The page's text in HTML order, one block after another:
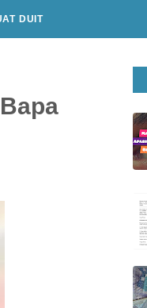
DUIT